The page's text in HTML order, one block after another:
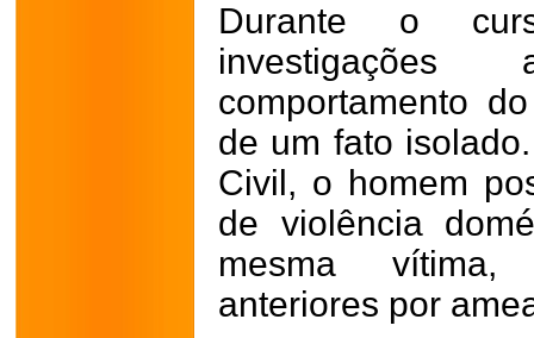
Durante o
comportamento
de um fato
Civil, o homem
de violência
mesma vítima,
anteriores por